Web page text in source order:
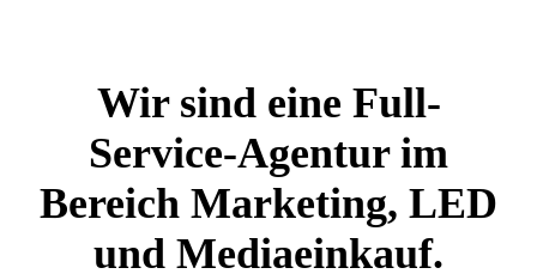
Wir sind eine Full-
Service-Agentur im
Bereich Marketing, LED
und Mediaeinkauf.